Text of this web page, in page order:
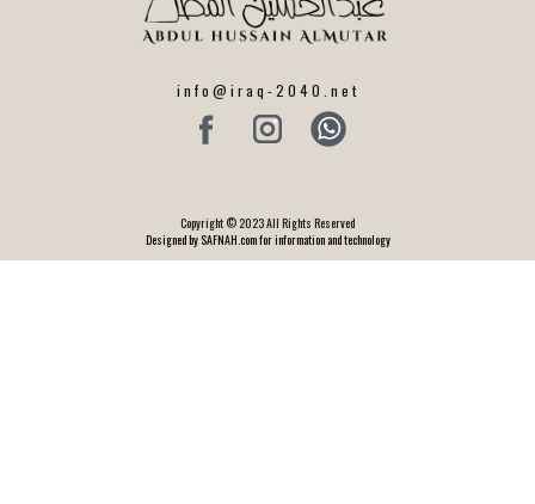
info@iraq-2040.net
Copyright © 2023 All Rights Reserved
Designed by SAFNAH.com for information and technology